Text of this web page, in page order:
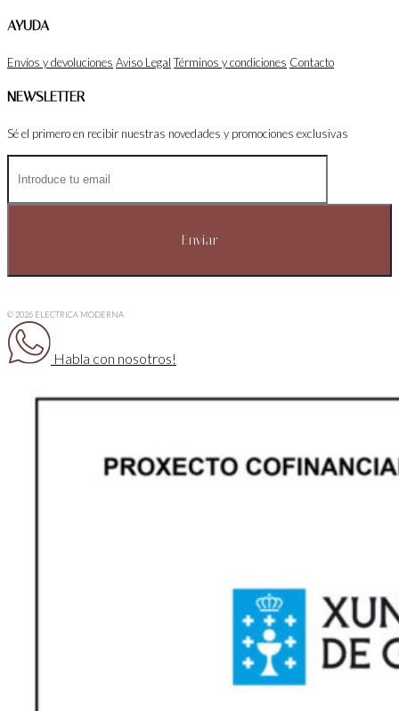
AYUDA
Envíos y devoluciones Aviso Legal Términos y condiciones Contacto
NEWSLETTER
Sé el primero en recibir nuestras novedades y promociones exclusivas
© 2026 ELECTRICA MODERNA
Habla con nosotros!